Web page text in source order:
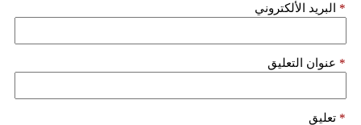
مرأة
وتكنولوجيا
البريد الألكتروني *
عنوان التعليق *
تعليق *